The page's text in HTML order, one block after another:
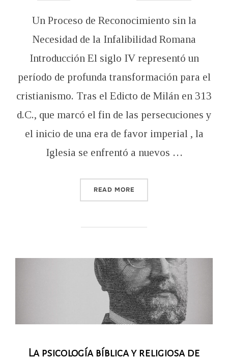
Un Proceso de Reconocimiento sin la
Necesidad de la Infalibilidad Romana
Introducción El siglo IV representó un
período de profunda transformación para el
cristianismo. Tras el Edicto de Milán en 313
d.C., que marcó el fin de las persecuciones y
el inicio de una era de favor imperial , la
Iglesia se enfrentó a nuevos …
READ MORE
La psicología bíblica y religiosa de